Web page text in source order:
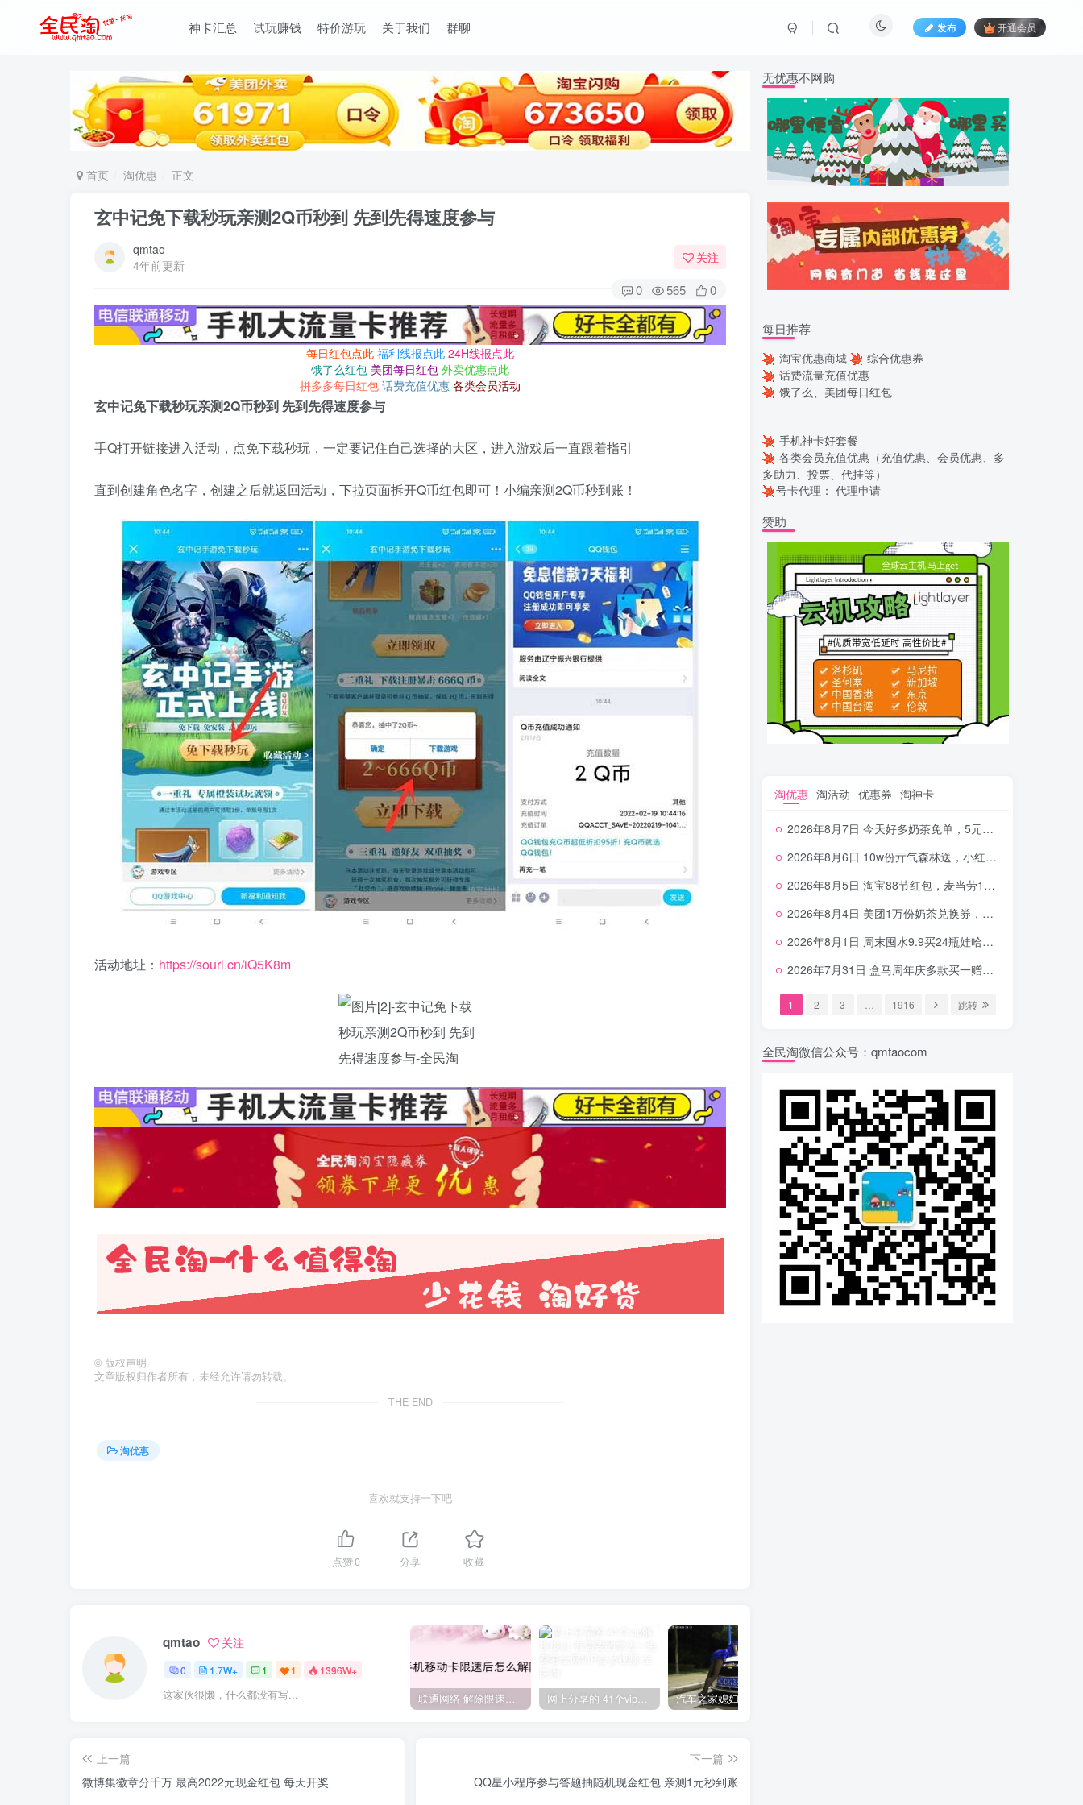
神卡汇总 试玩赚钱 特价游玩 关于我们 群聊 发布 开通会员
首页 淘优惠 正文
玄中记免下载秒玩亲测2Q币秒到 先到先得速度参与
qmtao
4年前更新
关注
0 565 0
每日红包点此 福利线报点此 24H线报点此
饿了么红包 美团每日红包 外卖优惠点此
拼多多每日红包 话费充值优惠 各类会员活动
玄中记免下载秒玩亲测2Q币秒到 先到先得速度参与
手Q打开链接进入活动，点免下载秒玩，一定要记住自己选择的大区，进入游戏后一直跟着指引
直到创建角色名字，创建之后就返回活动，下拉页面拆开Q币红包即可！小编亲测2Q币秒到账！
活动地址： https://sourl.cn/iQ5K8m
© 版权声明
文章版权归作者所有，未经允许请勿转载。
THE END
淘优惠
喜欢就支持一下吧
点赞0 分享 收藏
qmtao 关注
0 1.7W+ 1 1 1396W+
这家伙很懒，什么都没有写... 联通网络 解除限速方法参考！畅享、畅玩、老白干等及其它地区自测了 网上分享的 41个vip解析接口 有需要的拿去~ 免费看全网VIP会员视频
上一篇
微博集徽章分千万 最高2022元现金红包 每天开奖
下一篇
QQ星小程序参与答题抽随机现金红包 亲测1元秒到账
无优惠不网购
每日推荐
淘宝优惠商城
综合优惠券
话费流量充值优惠
饿了么、美团每日红包
手机神卡好套餐
各类会员充值优惠（充值优惠、会员优惠、多
多助力、投票、代挂等）
号卡代理： 代理申请
赞助
淘优惠 淘活动 优惠券 淘神卡
2026年8月7日 今天好多奶茶免单，5元农行省钱卡，京东抢0.01沪上，邮储5.88元等
2026年8月6日 10w份亓气森林送，小红书12元无门槛，中行电费30-10，0元柠檬水+0撸汉堡等
2026年8月5日 淘宝88节红包，麦当劳150万份柠檬水，三万份瑞幸免单，霸王9万份0.01券等
2026年8月4日 美团1万份奶茶兑换券，农行5E卡，中行支付超给利，美团领18个冰激凌，小米每天领2-6元等等
2026年8月1日 周末囤水9.9买24瓶娃哈哈，建行100元京东券，移动5元话费，麦当劳甜筒，交行立减金等
2026年7月31日 盒马周年庆多款买一赠一，饿了么拆红包，建行30立减金，农行领10元刷卡金等
1 2 3 1916 跳转
全民淘微信公众号：qmtaocom